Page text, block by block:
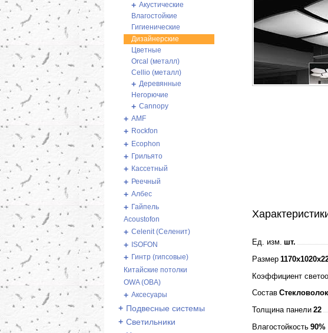
+ Акустические
Влагостойкие
Гигиенические
Дизайнерские
Цветные
Orcal (металл)
Cellio (металл)
+ Деревянные
Негорючие
+ Cannopy
+ AMF
+ Rockfon
+ Ecophon
+ Грильято
+ Кассетный
+ Реечный
+ Албес
+ Гайпель
Acoustofon
+ Celenit (Селенит)
+ ISOFON
+ Гинтр (гипсовые)
Китайские потолки
OWA (ОВА)
+ Аксесуары
+ Подвесные системы
+ Светильники
Ед. изм. шт.
Размер
Коэффициент
Состав
Толщина панели 22
Влагостойкость 90%